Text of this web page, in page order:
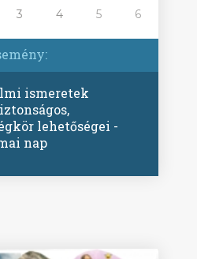
3 4 5 6
ismeretek
lehetőségei -
nap